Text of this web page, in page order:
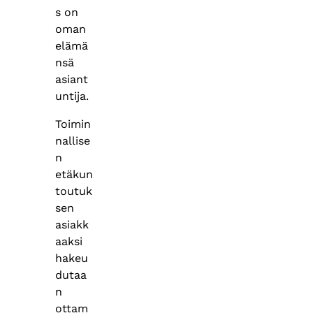
s on
oman
elämä
nsä
asiant
untija.
Toimin
nallise
n
etäkun
toutuk
sen
asiakk
aaksi
hakeu
dutaa
n
ottam